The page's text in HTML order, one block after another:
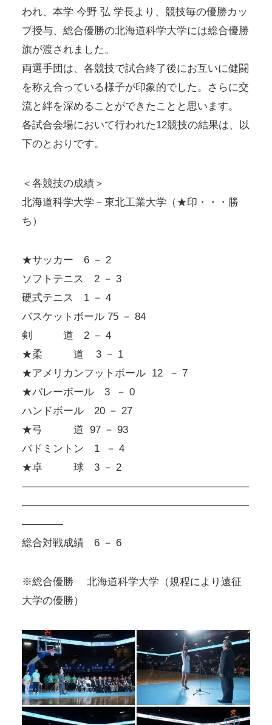
われ、本学 今野 弘 学長より、競技毎の優勝カッ
プ授与、総合優勝の北海道科学大学には総合優勝
旗が渡されました。
両選手団は、各競技で試合終了後にお互いに健闘
を称え合っている様子が印象的でした。さらに交
流と絆を深めることができたことと思います。
各試合会場において行われた12競技の結果は、以
下のとおりです。
＜各競技の成績＞
北海道科学大学－東北工業大学（★印・・・勝
ち）
★サッカー 6 － 2
ソフトテニス 2 － 3
硬式テニス 1 － 4
バスケットボール 75 － 84
剣 道 2 － 4
★柔 道 3 － 1
★アメリカンフットボール 12 － 7
★バレーボール 3 － 0
ハンドボール 20 － 27
★弓 道 97 － 93
バドミントン 1 － 4
★卓 球 3 － 2
――――――――――――――――――――――
――――――――――――――――――――――
――――
総合対戦成績 6 － 6
※総合優勝 北海道科学大学（規程により遠征
大学の優勝）